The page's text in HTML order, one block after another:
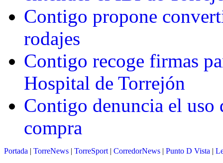
Contigo propone
rodajes
Contigo recoge firmas
Hospital de Torrejón
Contigo denuncia el uso
compra
Portada | TorreNews | TorreSport | CorredorNews | Punto D Vista |